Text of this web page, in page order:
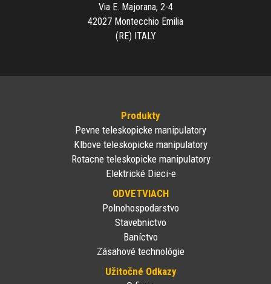
Via E. Majorana, 2-4
42027 Montecchio Emilia
(RE) ITALY
Produkty
Pevne teleskopicke manipulatory
Klbove teleskopicke manipulatory
Rotacne teleskopicke manipulatory
Elektrické Dieci-e
ODVETVIACH
Polnohospodarstvo
Stavebnictvo
Baníctvo
Zásahové technológie
Užitočné Odkazy